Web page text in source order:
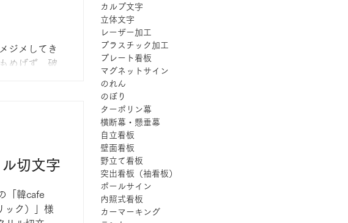
ジメしてき
法で作られ
クリルの
ル切文字
「韓cafe
ック）」様
カルプ文字
立体文字
レーザー加工
プラスチック加工
プレート看板
マグネットサイン
のれん
のぼり
ターポリン幕
横断幕・懸垂幕
自立看板
壁面看板
野立て看板
突出看板（袖看板）
ポールサイン
内照式看板
カーマーキング